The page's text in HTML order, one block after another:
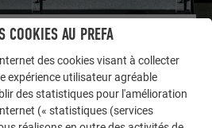
PREFA démontre la
Découvrez d’autres projets
COOKIES AU PREFA
des cookies visant à collecter
expérience utilisateur agréable
des statistiques pour l'amélioration
(« statistiques (services